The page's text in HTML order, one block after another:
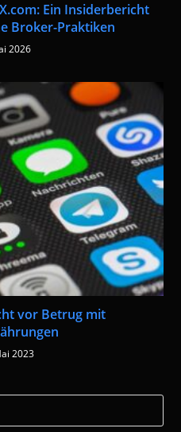
Ein Insiderbericht
Broker-Praktiken
2026
vor Betrug mit
2023